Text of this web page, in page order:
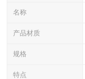
名称
产品材质
规格
特点